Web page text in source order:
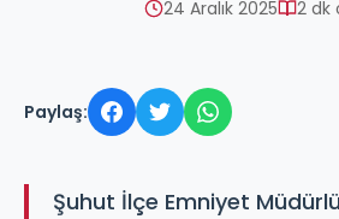
24 Aralık 2025 2 dk
Paylaş:
Şuhut İlçe Emniyet